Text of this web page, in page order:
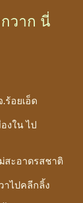
วาก นี่
ร้อยเอ็ด
งใน ไป
สะอาดรสชาติ
าไปคลีกลิ้ง